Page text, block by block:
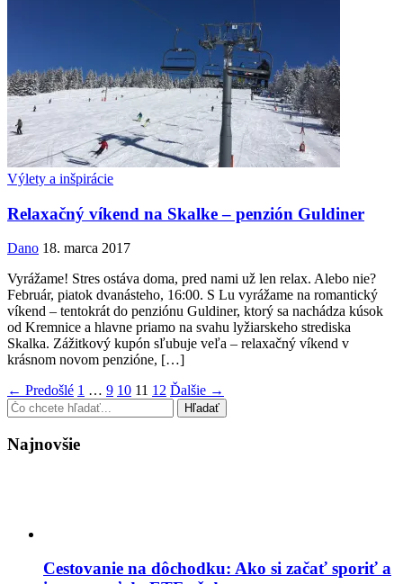
Výlety a inšpirácie
Relaxačný víkend na Skalke – penzión Guldiner
Dano 18. marca 2017
Vyrážame! Stres ostáva doma, pred nami už len relax. Alebo nie?
Február, piatok dvanásteho, 16:00. S Lu vyrážame na romantický
víkend – tentokrát do penziónu Guldiner, ktorý sa nachádza kúsok
od Kremnice a hlavne priamo na svahu lyžiarskeho strediska
Skalka. Zážitkový kupón sľubuje veľa – relaxačný víkend v
krásnom novom penzióne, […]
← Predošlé 1 … 9 10 11 12 Ďalšie →
Najnovšie
Cestovanie na dôchodku: Ako si začať sporiť a